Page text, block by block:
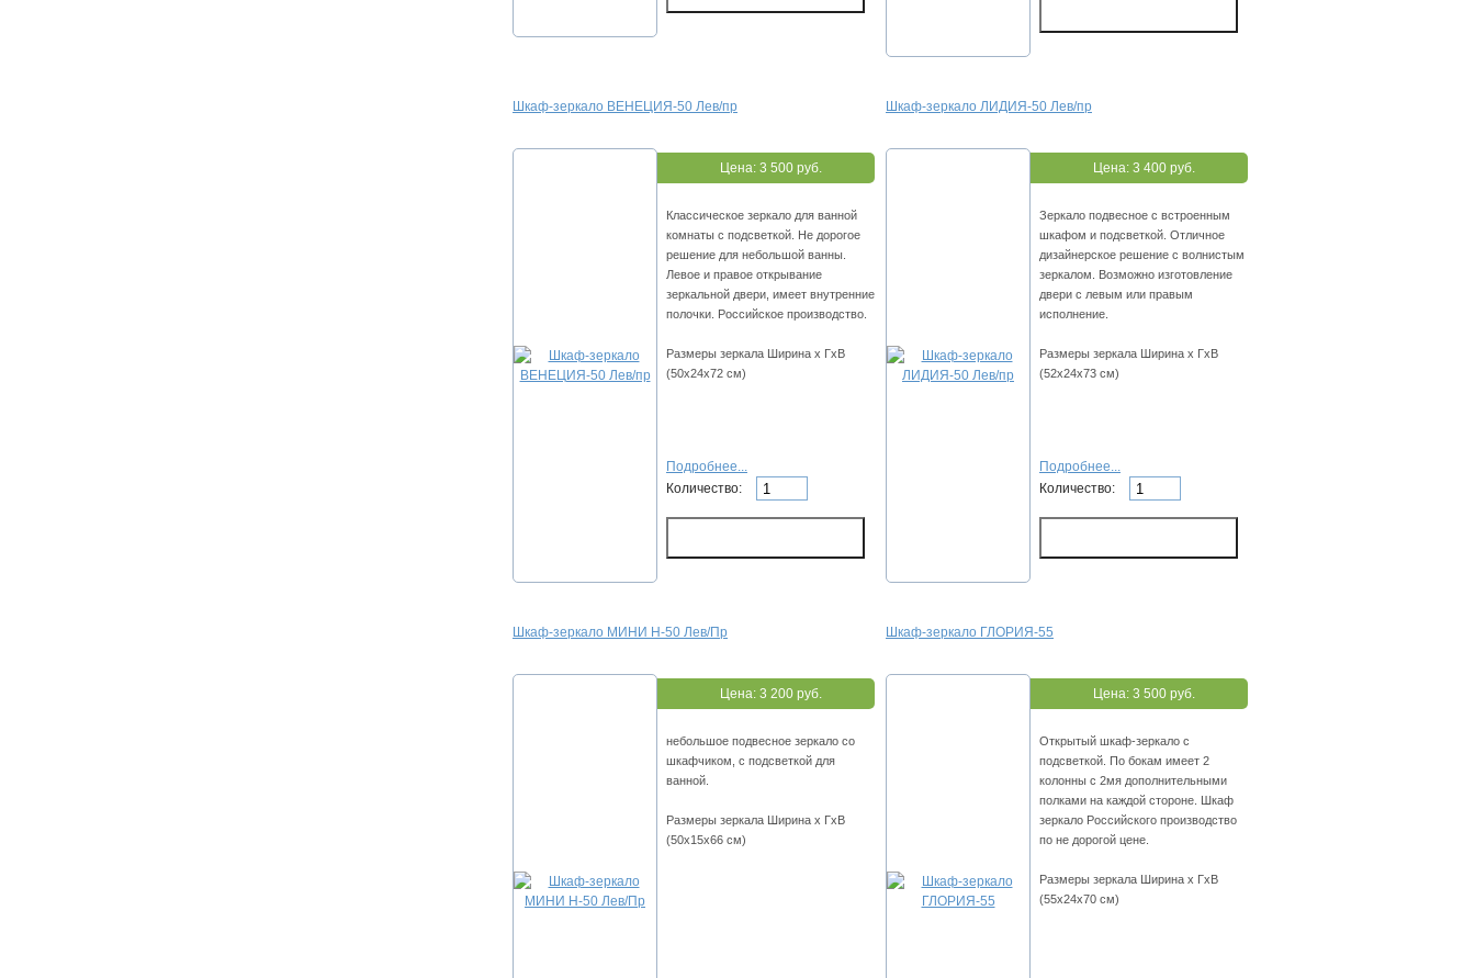
Шкаф-зеркало ВЕНЕЦИЯ-50 Лев/пр
Цена: 3 500 руб.
Классическое зеркало для ванной
комнаты с подсветкой. Не дорогое
решение для небольшой ванны.
Левое и правое открывание
зеркальной двери, имеет внутренние
полочки. Российское производство.
Размеры зеркала Ширина х ГхВ
(50х24х72 см)
Подробнее...
Количество:
Шкаф-зеркало ЛИДИЯ-50 Лев/пр
Цена: 3 400 руб.
Зеркало подвесное с встроенным
шкафом и подсветкой. Отличное
дизайнерское решение с волнистым
зеркалом. Возможно изготовление
двери с левым или правым
исполнение.
Размеры зеркала Ширина х ГхВ
(52х24х73 см)
Подробнее...
Количество:
Шкаф-зеркало МИНИ Н-50 Лев/Пр
Цена: 3 200 руб.
небольшое подвесное зеркало со
шкафчиком, с подсветкой для
ванной.
Размеры зеркала Ширина х ГхВ
(50х15х66 см)
Шкаф-зеркало ГЛОРИЯ-55
Цена: 3 500 руб.
Открытый шкаф-зеркало с
подсветкой. По бокам имеет 2
колонны с 2мя дополнительными
полками на каждой стороне. Шкаф
зеркало Российского производство
по не дорогой цене.
Размеры зеркала Ширина х ГхВ
(55х24х70 см)